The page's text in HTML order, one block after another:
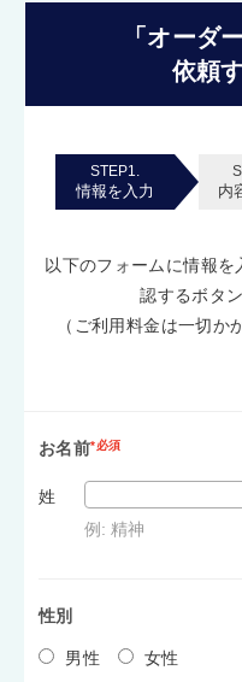
「オーダ
依頼
STEP1.
情報を入力 内
以下のフォームに情報
認するボタ
（ご利用料金は一切か
お名前*必須
姓
例: 精神
性別
男性 女性